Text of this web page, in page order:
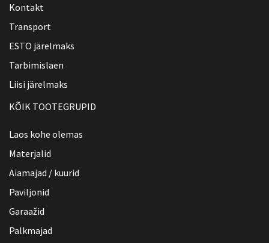
Kontakt
Transport
ESTO järelmaks
Tarbimislaen
Liisi järelmaks
KÕIK TOOTEGRUPID
Laos kohe olemas
Materjalid
Aiamajad / kuurid
Paviljonid
Garaažid
Palkmajad